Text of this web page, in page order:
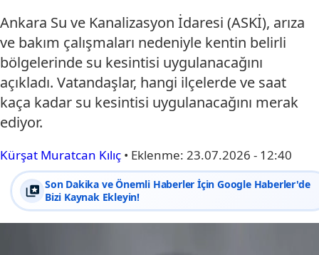
Ankara Su ve Kanalizasyon İdaresi (ASKİ), arıza
ve bakım çalışmaları nedeniyle kentin belirli
bölgelerinde su kesintisi uygulanacağını
açıkladı. Vatandaşlar, hangi ilçelerde ve saat
kaça kadar su kesintisi uygulanacağını merak
ediyor.
Kürşat Muratcan Kılıç • Eklenme: 23.07.2026 - 12:40
Son Dakika ve Önemli Haberler İçin Google Haberler'de
Bizi Kaynak Ekleyin!